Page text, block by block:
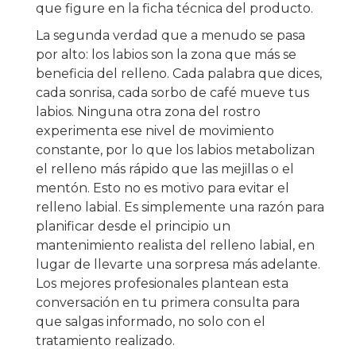
que figure en la ficha técnica del producto.
La segunda verdad que a menudo se pasa
por alto: los labios son la zona que más se
beneficia del relleno. Cada palabra que dices,
cada sonrisa, cada sorbo de café mueve tus
labios. Ninguna otra zona del rostro
experimenta ese nivel de movimiento
constante, por lo que los labios metabolizan
el relleno más rápido que las mejillas o el
mentón. Esto no es motivo para evitar el
relleno labial. Es simplemente una razón para
planificar desde el principio un
mantenimiento realista del relleno labial, en
lugar de llevarte una sorpresa más adelante.
Los mejores profesionales plantean esta
conversación en tu primera consulta para
que salgas informado, no solo con el
tratamiento realizado.